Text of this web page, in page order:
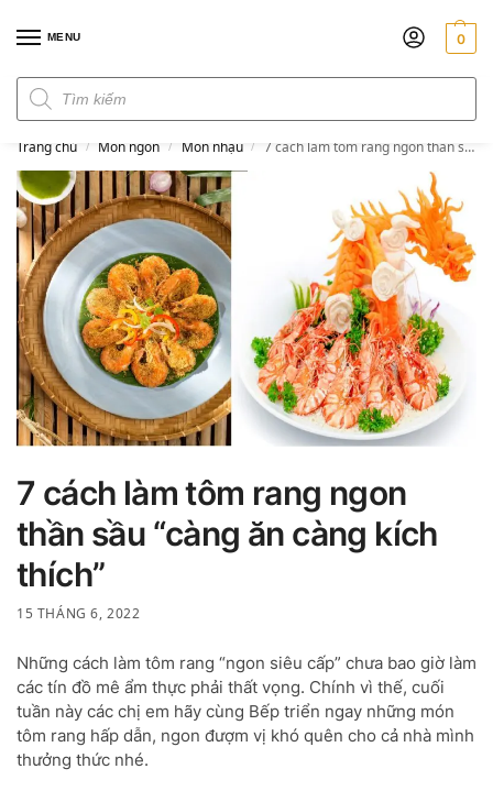
MENU 0
Trang chủ / Món ngon / Món nhậu / 7 cách làm tôm rang ngon thần sầu “càng ăn càng kích thích”
7 cách làm tôm rang ngon
thần sầu “càng ăn càng kích
thích”
15 THÁNG 6, 2022
Những cách làm tôm rang “ngon siêu cấp” chưa bao giờ làm
các tín đồ mê ẩm thực phải thất vọng. Chính vì thế, cuối
tuần này các chị em hãy cùng Bếp triển ngay những món
tôm rang hấp dẫn, ngon đượm vị khó quên cho cả nhà mình
thưởng thức nhé.